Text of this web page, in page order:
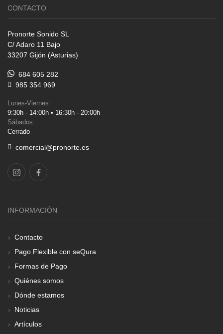
CONTACTO
Pronorte Sonido SL
C/ Adaro 11 Bajo
33207 Gijón (Asturias)
684 605 282
985 354 969
Lunes-Viernes:
9:30h - 14:00h • 16:30h - 20:00h
Sábados:
Cerrado
comercial@pronorte.es
INFORMACIÓN
Contacto
Pago Flexible con seQura
Formas de Pago
Quiénes somos
Dónde estamos
Noticias
Artículos